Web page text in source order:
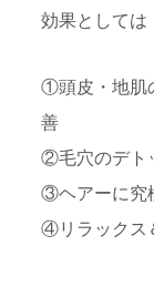
効果としては
①頭皮・地肌
善
②毛穴のデト
③ヘアーに究
④リラックス